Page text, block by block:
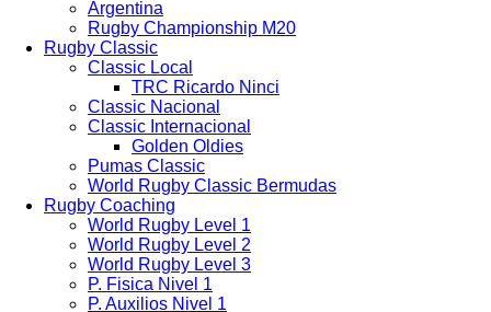
Argentina
Rugby Championship M20
Rugby Classic
Classic Local
TRC Ricardo Ninci
Classic Nacional
Classic Internacional
Golden Oldies
Pumas Classic
World Rugby Classic Bermudas
Rugby Coaching
World Rugby Level 1
World Rugby Level 2
World Rugby Level 3
P. Fisica Nivel 1
P. Auxilios Nivel 1